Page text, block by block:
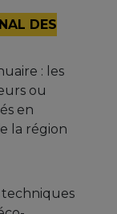
DES
: les
ou
en
la région